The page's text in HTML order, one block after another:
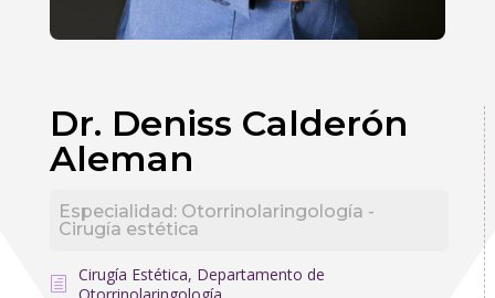
Dr. Deniss Calderón
Aleman
Especialidad : Otorrinolaringología -
Cirugía estética
Cirugía Estética, Departamento de